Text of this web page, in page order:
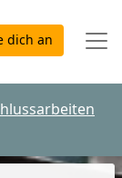
dich an